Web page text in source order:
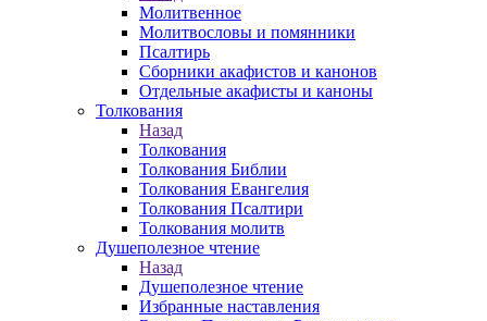
Молитвенное
Молитвословы и помянники
Псалтирь
Сборники акафистов и канонов
Отдельные акафисты и каноны
Толкования
Назад
Толкования
Толкования Библии
Толкования Евангелия
Толкования Псалтири
Толкования молитв
Душеполезное чтение
Назад
Душеполезное чтение
Избранные наставления